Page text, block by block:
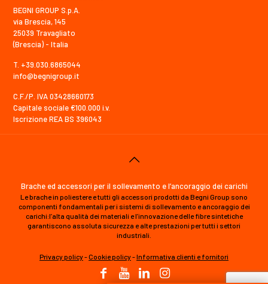
BEGNI GROUP S.p.A.
via Brescia, 145
25039 Travagliato
(Brescia) - Italia
T. +39.030.6865044
info@begnigroup.it
C.F./P. IVA 03428660173
Capitale sociale €100.000 i.v.
Iscrizione REA BS 396043
Brache ed accessori per il sollevamento e l’ancoraggio dei carichi
Le brache in poliestere e tutti gli accessori prodotti da Begni Group sono
componenti fondamentali per i sistemi di sollevamento e ancoraggio dei
carichi:l’alta qualità dei materiali e l’innovazione delle fibre sintetiche
garantiscono assoluta sicurezza e alte prestazioni per tutti i settori
industriali.
Privacy policy-Cookie policy-Informativa clienti e fornitori